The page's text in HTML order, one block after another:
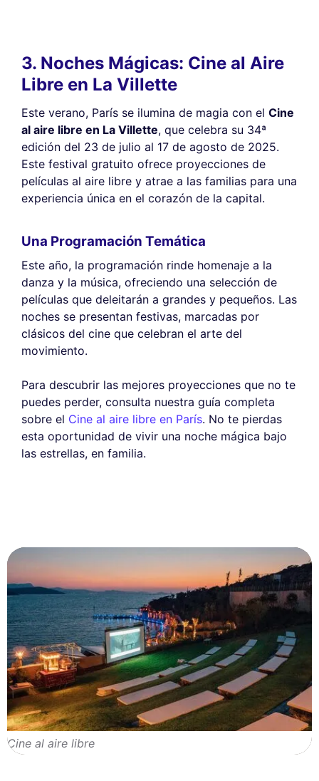
3. Noches Mágicas: Cine al Aire
Libre en La Villette
Este verano, París se ilumina de magia con el Cine
al aire libre en La Villette, que celebra su 34ª
edición del 23 de julio al 17 de agosto de 2025.
Este festival gratuito ofrece proyecciones de
películas al aire libre y atrae a las familias para una
experiencia única en el corazón de la capital.
Una Programación Temática
Este año, la programación rinde homenaje a la
danza y la música, ofreciendo una selección de
películas que deleitarán a grandes y pequeños. Las
noches se presentan festivas, marcadas por
clásicos del cine que celebran el arte del
movimiento.
Para descubrir las mejores proyecciones que no te
puedes perder, consulta nuestra guía completa
sobre el Cine al aire libre en París. No te pierdas
esta oportunidad de vivir una noche mágica bajo
las estrellas, en familia.
Cine al aire libre